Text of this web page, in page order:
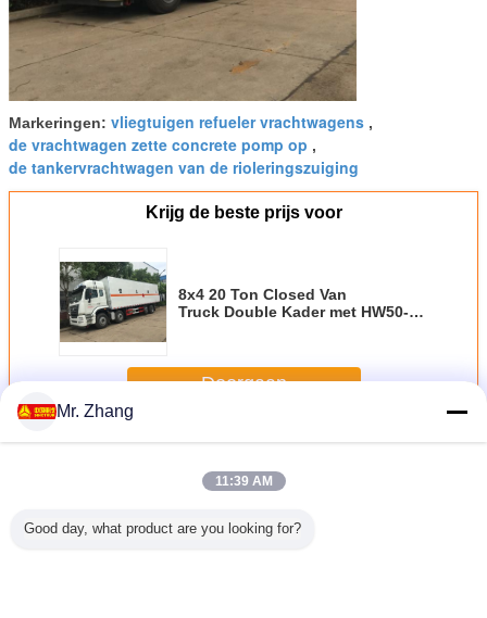
Markeringen: vliegtuigen refueler vrachtwagens ,
de vrachtwagen zette concrete pomp op ,
de tankervrachtwagen van de rioleringszuiging
Krijg de beste prijs voor
8x4 20 Ton Closed Van
Truck Double Kader met HW50-
Doorgaan
MeerVrachtwagen voor speciale doeleinden
Mr. Zhang
11:39 AM
Good day, what product are you looking for?